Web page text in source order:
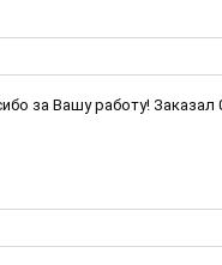
за Вашу работу! Заказал